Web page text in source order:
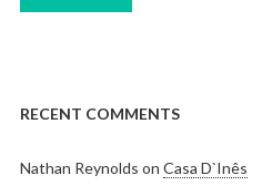
RECENT COMMENTS
Nathan Reynolds on Casa D`Inês